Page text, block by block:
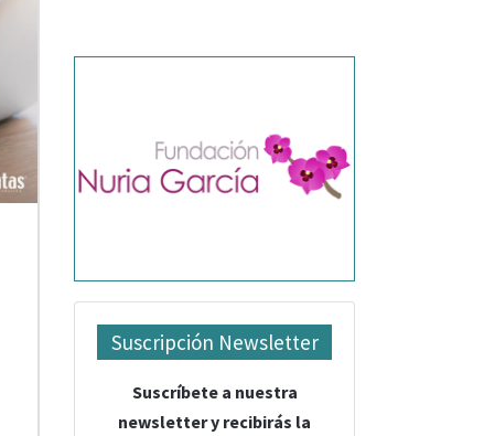
Suscripción Newsletter
Suscríbete a nuestra
newsletter y recibirás la